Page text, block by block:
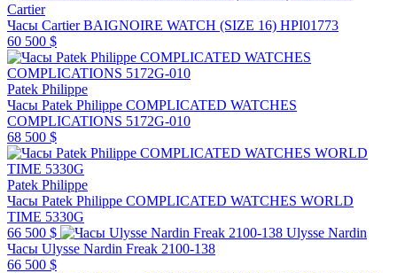
Cartier
Часы Cartier BAIGNOIRE WATCH (SIZE 16) HPI01773
60 500 $
Patek Philippe
Часы Patek Philippe COMPLICATED WATCHES
COMPLICATIONS 5172G-010
68 500 $
Patek Philippe
Часы Patek Philippe COMPLICATED WATCHES WORLD
TIME 5330G
66 500 $
Ulysse Nardin
Часы Ulysse Nardin Freak 2100-138
66 500 $